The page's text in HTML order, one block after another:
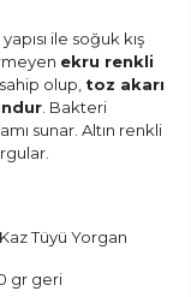
ile soğuk kış
ekru renkli
olup, toz akarı
. Bakteri
sunar. Altın renkli
Tüyü Yorgan
gr geri